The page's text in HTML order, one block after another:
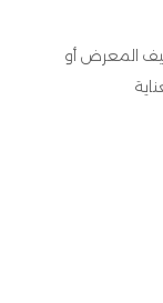
المعرض أو